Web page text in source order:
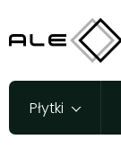
Płytki